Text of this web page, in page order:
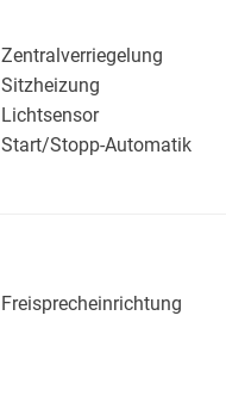
Zentralverriegelung
Sitzheizung
Lichtsensor
Start/Stopp-Automatik
Freisprecheinrichtung